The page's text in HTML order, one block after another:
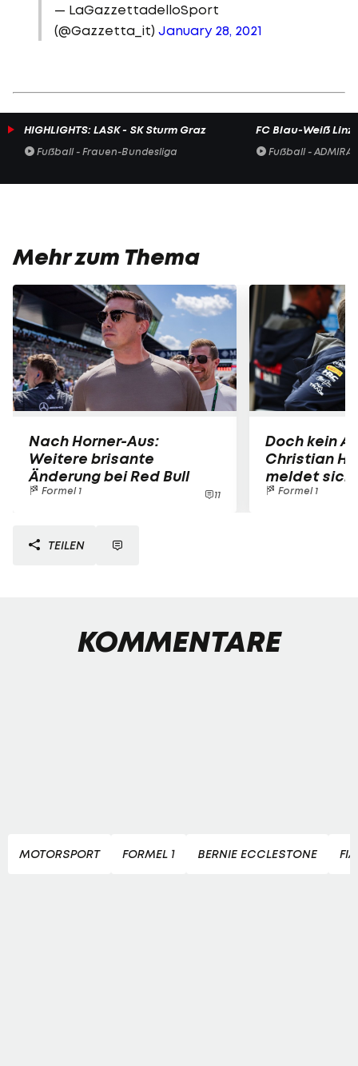
— LaGazzettadelloSport
(@Gazzetta_it) January 28, 2021
HIGHLIGHTS: LASK - SK Sturm Graz
Fußball - Frauen-Bundesliga
FC Blau-Weiß Linz
Fußball -
Mehr zum Thema
Nach Horner-Aus:
Weitere brisante
Änderung bei Red Bull
Formel 1 11
Doch kein
Christian
meldet sich
Formel 1
TEILEN
KOMMENTARE
MOTORSPORT FORMEL 1 BERNIE ECCLESTONE FIA